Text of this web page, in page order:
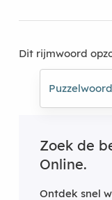
Dit rijmwoord
Zoek de
Online.
Ontdek snel